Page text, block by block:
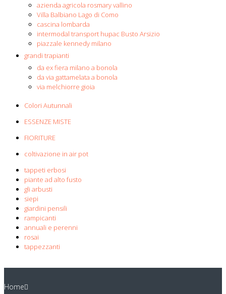
azienda agricola rosmary vallino
Villa Balbiano Lago di Como
cascina lombarda
intermodal transport hupac Busto Arsizio
piazzale kennedy milano
grandi trapianti
da ex fiera milano a bonola
da via gattamelata a bonola
via melchiorre gioia
Colori Autunnali
ESSENZE MISTE
FIORITURE
coltivazione in air pot
tappeti erbosi
piante ad alto fusto
gli arbusti
siepi
giardini pensili
rampicanti
annuali e perenni
rosai
tappezzanti
Home